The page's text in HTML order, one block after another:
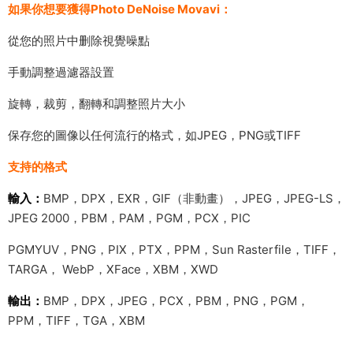
如果你想要獲得Photo DeNoise Movavi：
從您的照片中删除視覺噪點
手動調整過濾器設置
旋轉，裁剪，翻轉和調整照片大小
保存您的圖像以任何流行的格式，如JPEG，PNG或TIFF
支持的格式
輸入： BMP，DPX，EXR，GIF（非動畫），JPEG，JPEG-LS，
JPEG 2000，PBM，PAM，PGM，PCX，PIC
PGMYUV，PNG，PIX，PTX，PPM，Sun Rasterfile，TIFF，
TARGA， WebP，XFace，XBM，XWD
輸出： BMP，DPX，JPEG，PCX，PBM，PNG，PGM，
PPM，TIFF，TGA，XBM